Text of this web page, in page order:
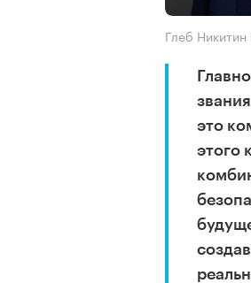
Глеб
это
этого